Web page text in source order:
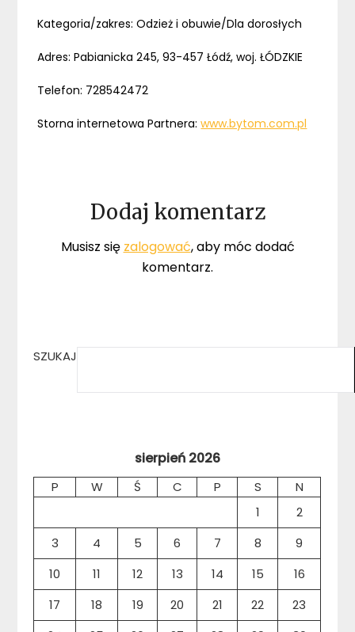
Kategoria/zakres: Odzież i obuwie/Dla dorosłych
Adres: Pabianicka 245, 93-457 Łódź, woj. ŁÓDZKIE
Telefon: 728542472
Storna internetowa Partnera:www.bytom.com.pl
Dodaj komentarz
Musisz się zalogować, aby móc dodać
komentarz.
SZUKAJ
sierpień 2026
P W Ś C P S
N
1
2
3
4 5 6 7 8
9
10
11 12 13 14 15
16
17
18 19 20 21 22
23